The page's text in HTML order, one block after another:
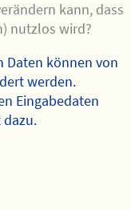
kann, dass
nutzlos wird?
Daten können von
werden.
Eingabedaten
dazu.